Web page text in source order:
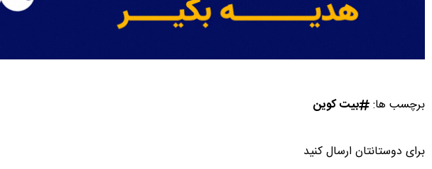
برچسب ها: بیت کوین
برای دوستانتان ارسال کنید